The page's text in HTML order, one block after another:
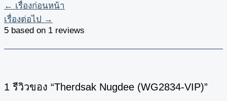
← เรื่องก่อนหน้า
เรื่องต่อไป →
5 based on 1 reviews
1 รีวิวของ “Therdsak Nugdee (WG2834-VIP)”